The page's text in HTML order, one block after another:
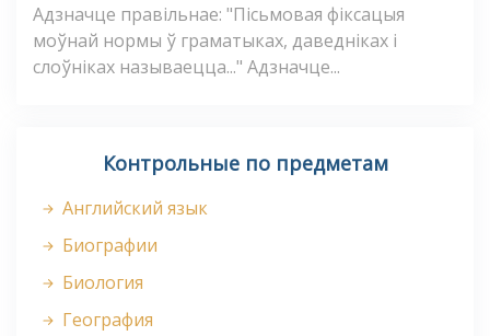
Адзначце правільнае: "Пісьмовая фіксацыя
моўнай нормы ў граматыках, даведніках і
слоўніках называецца..." Адзначце...
Контрольные по предметам
Английский язык
Биографии
Биология
География